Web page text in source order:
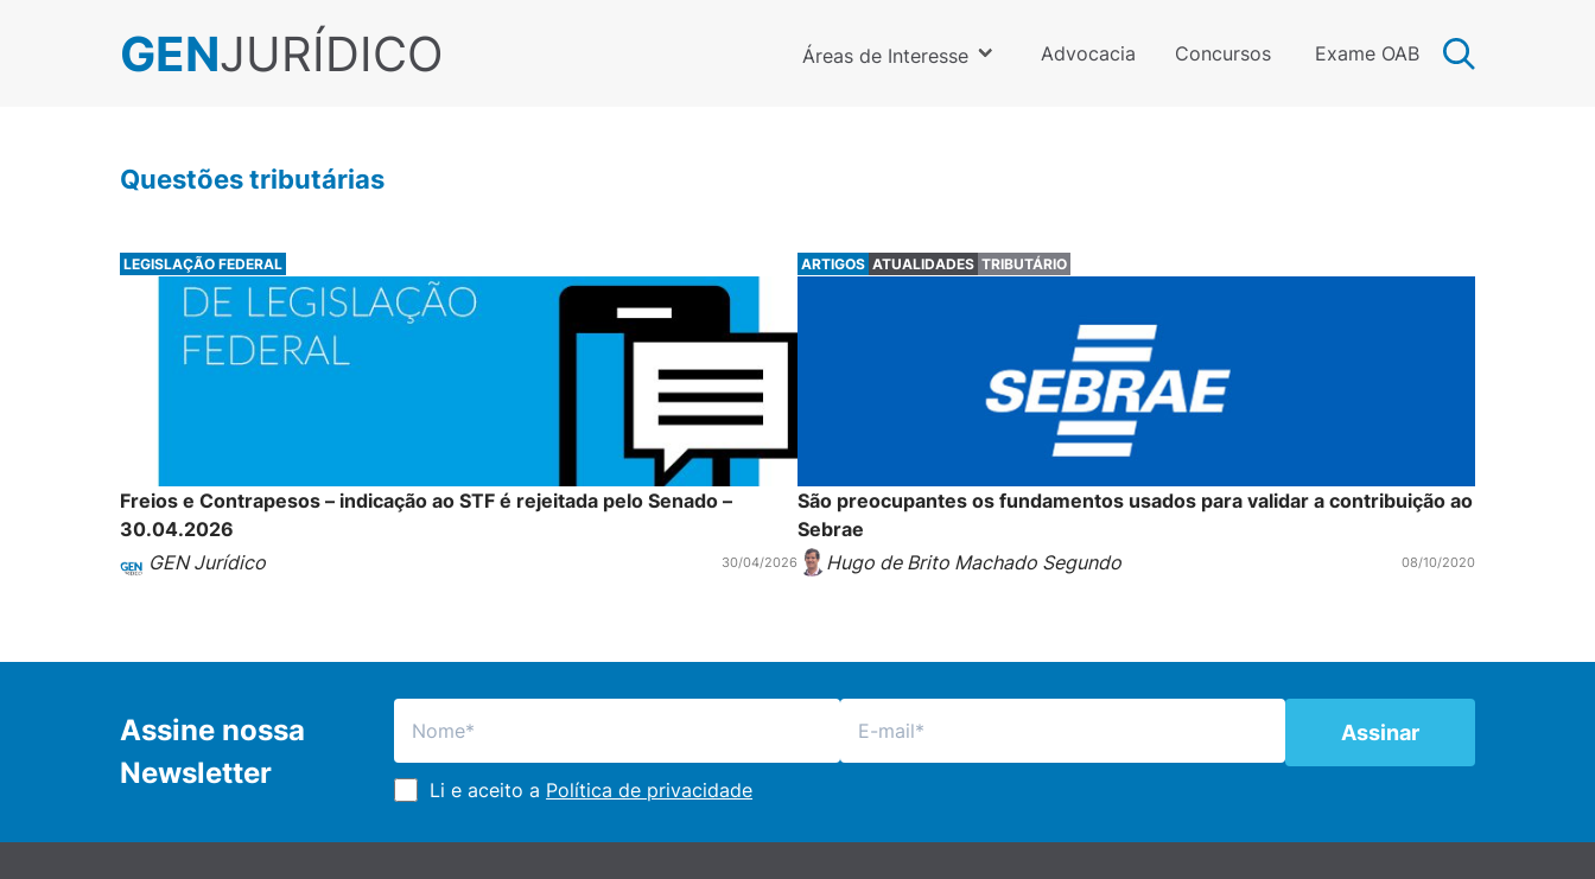
GENJURÍDICO Áreas de Interesse Advocacia Concursos Exame OAB
Questões tributárias
LEGISLAÇÃO FEDERAL
Freios e Contrapesos – indicação ao STF é rejeitada pelo Senado –
30.04.2026
GEN Jurídico
30/04/2026
ARTIGOS ATUALIDADES TRIBUTÁRIO
São preocupantes os fundamentos usados para validar a contribuição ao
Sebrae
Hugo de Brito Machado Segundo
08/10/2020
Assine nossa
Newsletter
Li e aceito a Política de privacidade